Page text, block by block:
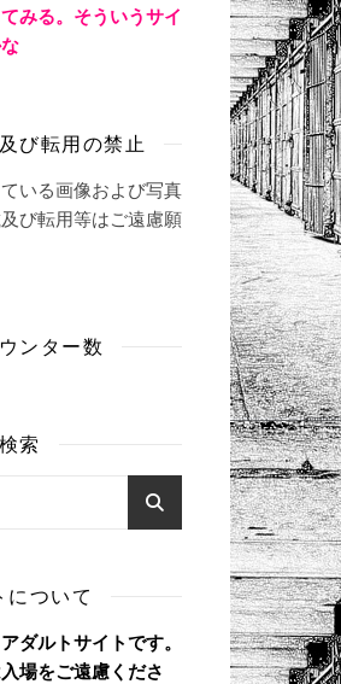
みる。そういうサイ
び転用の禁止
いる画像および写真
び転用等はご遠慮願
ンター数
検索
について
ダルトサイトです。
場をご遠慮くださ